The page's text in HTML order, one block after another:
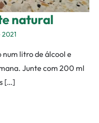
natural
2021
num litro de álcool e
Junte com 200 ml
[…]